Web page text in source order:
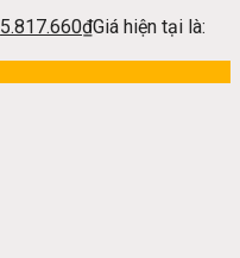
5.817.660₫Giá hiện tại là: